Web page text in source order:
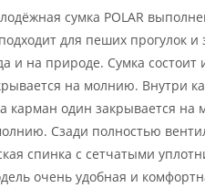
сумка POLAR
для пеших прогулок и
и на природе. Сумка состоит
на молнию. Внутри
карман один закрывается на
Сзади полностью
спинка с сетчатыми
очень удобная и